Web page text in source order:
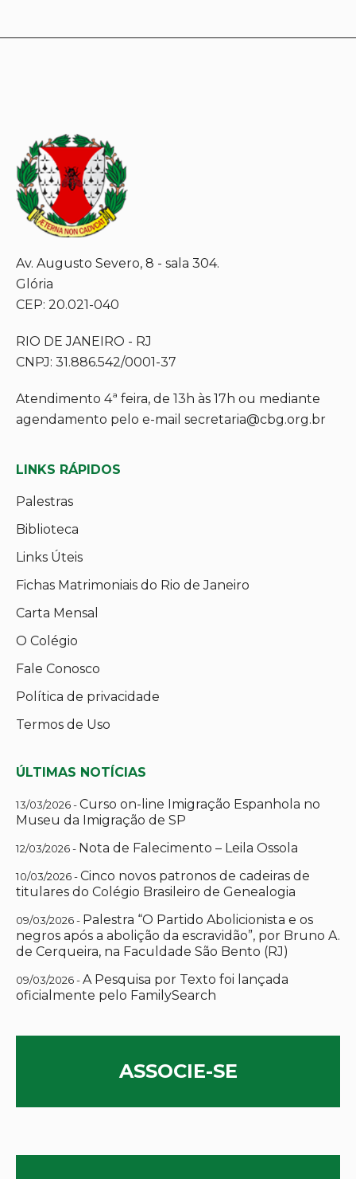
Av. Augusto Severo, 8 - sala 304.
Glória
CEP: 20.021-040
RIO DE JANEIRO - RJ
CNPJ: 31.886.542/0001-37
Atendimento 4ª feira, de 13h às 17h ou mediante
agendamento pelo e-mail secretaria@cbg.org.br
LINKS RÁPIDOS
Palestras
Biblioteca
Links Úteis
Fichas Matrimoniais do Rio de Janeiro
Carta Mensal
O Colégio
Fale Conosco
Política de privacidade
Termos de Uso
ÚLTIMAS NOTÍCIAS
13/03/2026 -Curso on-line Imigração Espanhola no
Museu da Imigração de SP
12/03/2026 - Nota de Falecimento – Leila Ossola
10/03/2026 -Cinco novos patronos de cadeiras de
titulares do Colégio Brasileiro de Genealogia
09/03/2026 - Palestra “O Partido Abolicionista e os
negros após a abolição da escravidão”, por Bruno A.
de Cerqueira, na Faculdade São Bento (RJ)
09/03/2026 -A Pesquisa por Texto foi lançada
oficialmente pelo FamilySearch
ASSOCIE-SE